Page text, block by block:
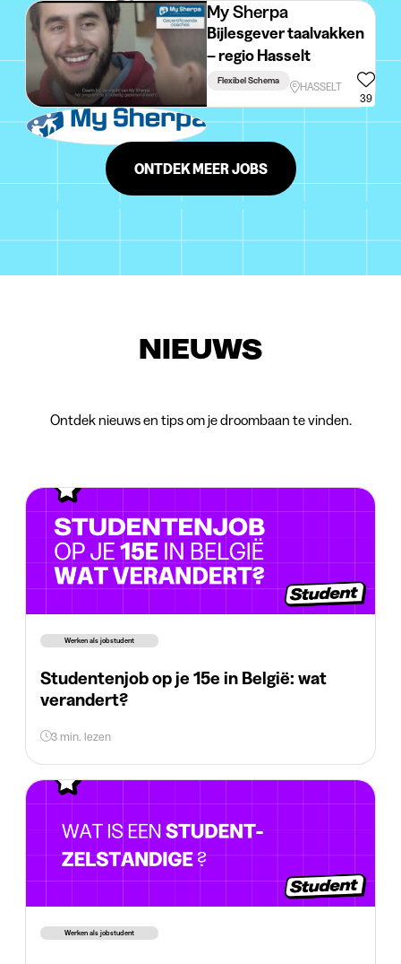
My Sherpa
Bijlesgever taalvakken
– regio Hasselt
Flexibel Schema
HASSELT
39
ONTDEK MEER JOBS
NIEUWS
Ontdek nieuws en tips om je droombaan te vinden.
Werken als jobstudent
Studentenjob op je 15e in België: wat
verandert?
3 min. lezen
Werken als jobstudent